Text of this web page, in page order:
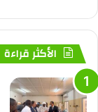
الأكثر قراءة